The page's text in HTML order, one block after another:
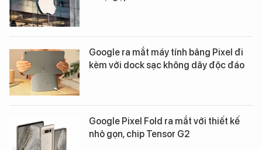
Google ra mắt máy tính bảng Pixel đi
kèm với dock sạc không dây độc đáo
Google Pixel Fold ra mắt với thiết kế
nhỏ gọn, chip Tensor G2